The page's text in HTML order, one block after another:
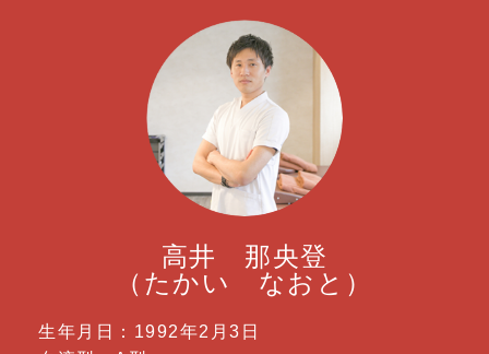
高井 那央登
（たかい なおと）
生年月日：1992年2月3日